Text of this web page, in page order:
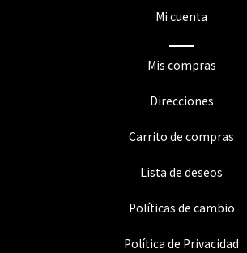
Mi cuenta
Mis compras
Direcciones
Carrito de compras
Lista de deseos
Políticas de cambio
Política de Privacidad